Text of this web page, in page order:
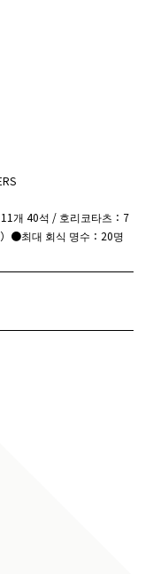
개 40석 / 호리코타츠：7
●최대 회식 명수：20명